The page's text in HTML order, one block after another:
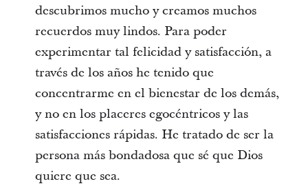
descubrimos mucho y creamos muchos
recuerdos muy lindos. Para poder
experimentar tal felicidad y satisfacción, a
través de los años he tenido que
concentrarme en el bienestar de los demás,
y no en los placeres egocéntricos y las
satisfacciones rápidas. He tratado de ser la
persona más bondadosa que sé que Dios
quiere que sea.